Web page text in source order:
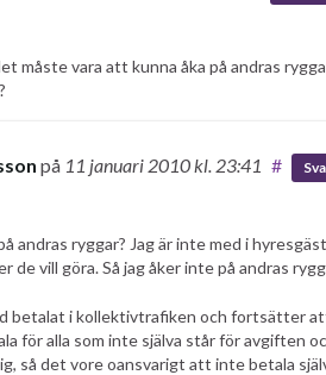
måste vara att kunna åka på andras
på 11 januari 2010kl. 23:41 #
andras ryggar? Jag är inte med i
de vill göra. Så jag åker inte på andras
betalat i kollektivtrafiken och fortsätter
för alla som inte själva står för avgiften
så det vore oansvarigt att inte betala